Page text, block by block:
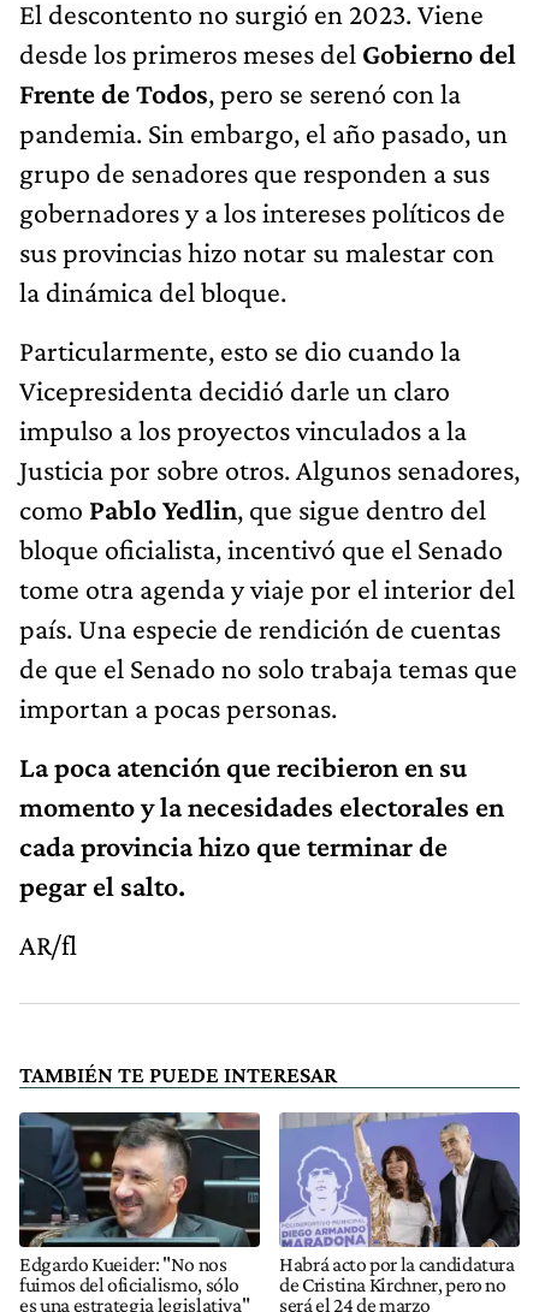
El descontento no surgió en 2023. Viene
desde los primeros meses del Gobierno del
Frente de Todos, pero se serenó con la
pandemia. Sin embargo, el año pasado, un
grupo de senadores que responden a sus
gobernadores y a los intereses políticos de
sus provincias hizo notar su malestar con
la dinámica del bloque.
Particularmente, esto se dio cuando la
Vicepresidenta decidió darle un claro
impulso a los proyectos vinculados a la
Justicia por sobre otros. Algunos senadores,
como Pablo Yedlin, que sigue dentro del
bloque oficialista, incentivó que el Senado
tome otra agenda y viaje por el interior del
país. Una especie de rendición de cuentas
de que el Senado no solo trabaja temas que
importan a pocas personas.
La poca atención que recibieron en su
momento y la necesidades electorales en
cada provincia hizo que terminar de
pegar el salto.
AR/fl
TAMBIÉN TE PUEDE INTERESAR
Edgardo Kueider: "No nos
fuimos del oficialismo, sólo
es una estrategia legislativa"
Habrá acto por la candidatura
de Cristina Kirchner, pero no
será el 24 de marzo